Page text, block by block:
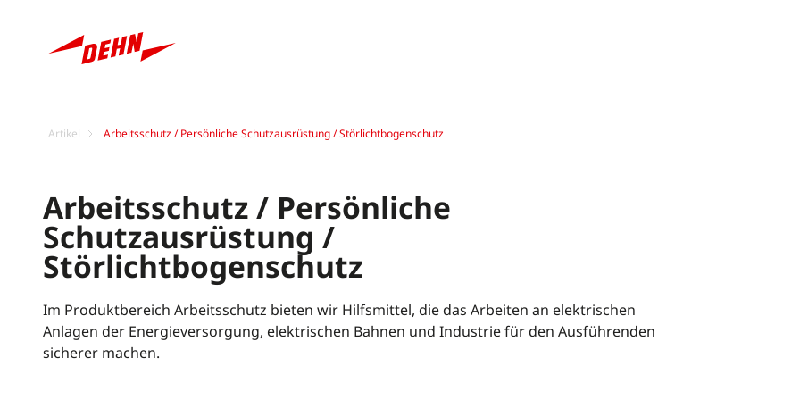
Artikel Arbeitsschutz / Persönliche Schutzausrüstung / Störlichtbogenschutz
Arbeitsschutz / Persönliche
Schutzausrüstung /
Störlichtbogenschutz
Im Produktbereich Arbeitsschutz bieten wir Hilfsmittel, die das Arbeiten an elektrischen
Anlagen der Energieversorgung, elektrischen Bahnen und Industrie für den Ausführenden
sicherer machen.